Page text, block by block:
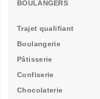
BOULANGERS
Trajet qualifiant
Boulangerie
Pâtisserie
Confiserie
Chocolaterie